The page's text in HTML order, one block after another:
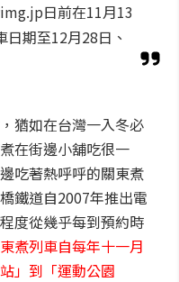
日前在11月13
期至12月28日、
猶如在台灣一入冬必
在街邊小舖吃很一
吃著熱呼呼的關東煮
鐵道自2007年推出電
度從幾乎每到預約時
煮列車自每年十一月
」到「運動公園